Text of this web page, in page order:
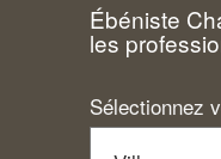
Ébéniste
les
Sélectionnez